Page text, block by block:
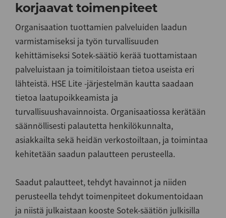
korjaavat toimenpiteet
Organisaation tuottamien palveluiden laadun
varmistamiseksi ja työn turvallisuuden
kehittämiseksi Sotek-säätiö kerää tuottamistaan
palveluistaan ja toimitiloistaan tietoa useista eri
lähteistä. HSE Lite -järjestelmän kautta saadaan
tietoa laatupoikkeamista ja
turvallisuushavainnoista. Organisaatiossa kerätään
säännöllisesti palautetta henkilökunnalta,
asiakkailta sekä heidän verkostoiltaan, ja toimintaa
kehitetään saadun palautteen perusteella.
Saadut palautteet, tehdyt havainnot ja niiden
perusteella tehdyt toimenpiteet dokumentoidaan
ja niistä julkaistaan kooste Sotek-säätiön julkisilla